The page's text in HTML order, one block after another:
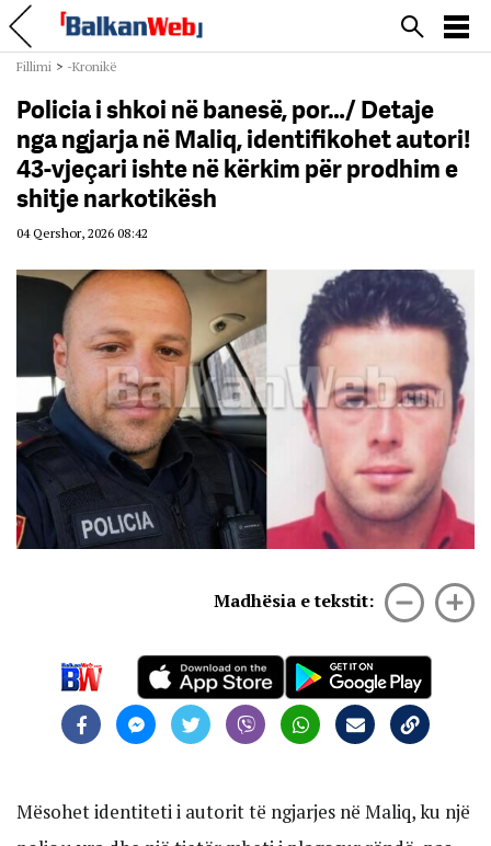
Fillimi > -Kronikë
Policia i shkoi në banesë, por…/ Detaje
nga ngjarja në Maliq, identifikohet autori!
43-vjeçari ishte në kërkim për prodhim e
shitje narkotikësh
04 Qershor, 2026 08:42
Madhësia e tekstit:
Mësohet identiteti i autorit të ngjarjes në Maliq, ku një